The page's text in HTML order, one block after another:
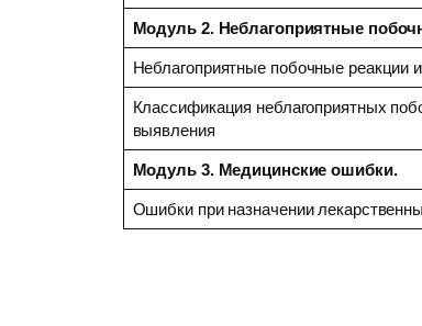
Модуль 2. Неблагоприятные
Неблагоприятные побочные реакции
Классификация неблагоприятных
выявления
Модуль 3. Медицинские ошибки.
Ошибки при назначении